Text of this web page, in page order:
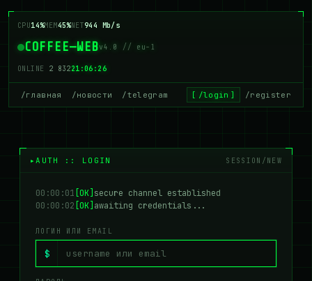
CPU14%MEM45%NET944 Mb/s
COFFEE—WEBv4.0 // eu-1
ONLINE 2 83221:06:26
/главная /новости /telegram /login /register
AUTH :: LOGIN SESSION/NEW
00:00:01 [OK] secure channel established
00:00:02 [OK] awaiting credentials...
ЛОГИН ИЛИ EMAIL
$